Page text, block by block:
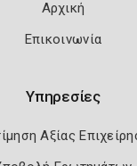
Αρχική
Επικοινωνία
Υπηρεσίες
Αξίας